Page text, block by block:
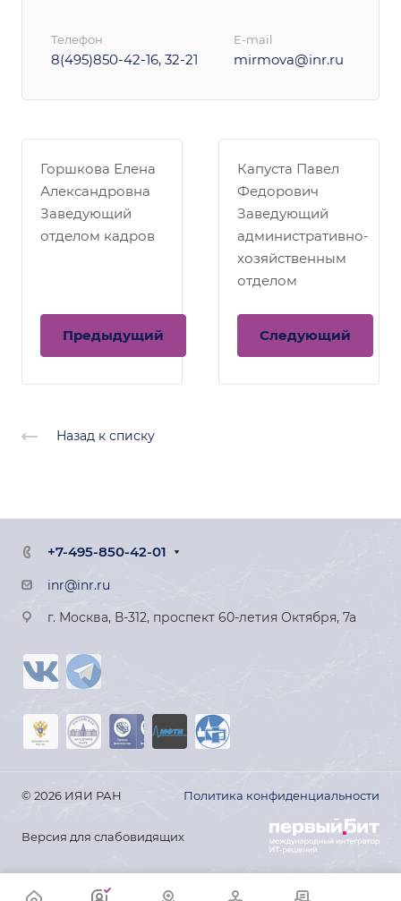
Телефон
8(495)850-42-16, 32-21
E-mail
mirmova@inr.ru
Горшкова Елена
Александровна
Заведующий
отделом кадров
Предыдущий
Капуста Павел
Федорович
Заведующий
административно-
хозяйственным
отделом
Следующий
Назад к списку
+7-495-850-42-01
inr@inr.ru
г. Москва, В-312, проспект 60-летия Октября, 7а
© 2026 ИЯИ РАН Политика конфиденциальности
Версия для слабовидящих